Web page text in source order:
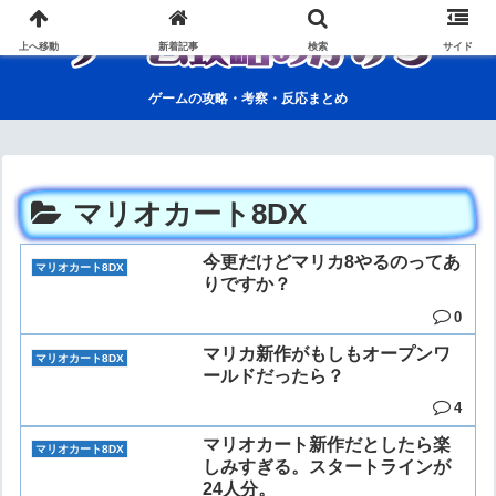
ゲームの攻略・考察・反応まとめ
マリオカート8DX
マリオカート8DX
今更だけどマリカ8やるのってあ
りですか？
0
マリオカート8DX
マリカ新作がもしもオープンワ
ールドだったら？
4
マリオカート8DX
マリオカート新作だとしたら楽
しみすぎる。スタートラインが
24人分。
上へ移動 新着記事 検索 サイド